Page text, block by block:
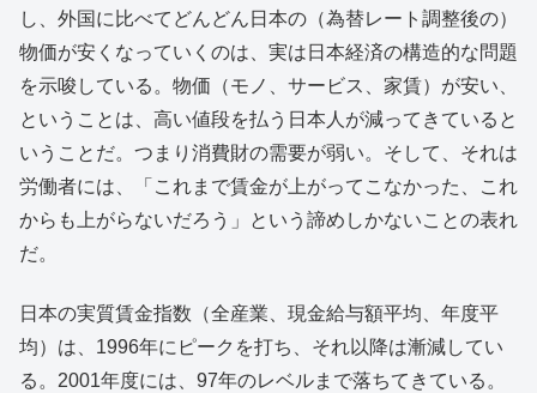
し、外国に比べてどんどん日本の（為替レート調整後の）
物価が安くなっていくのは、実は日本経済の構造的な問題
を示唆している。物価（モノ、サービス、家賃）が安い、
ということは、高い値段を払う日本人が減ってきていると
いうことだ。つまり消費財の需要が弱い。そして、それは
労働者には、「これまで賃金が上がってこなかった、これ
からも上がらないだろう」という諦めしかないことの表れ
だ。
日本の実質賃金指数（全産業、現金給与額平均、年度平
均）は、1996年にピークを打ち、それ以降は漸減してい
る。2001年度には、97年のレベルまで落ちてきている。